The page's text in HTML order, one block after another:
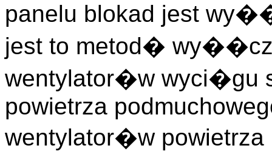
panelu blokad jest
jest to metod�
wentylator�w wyci�gu
powietrza
wentylator�w